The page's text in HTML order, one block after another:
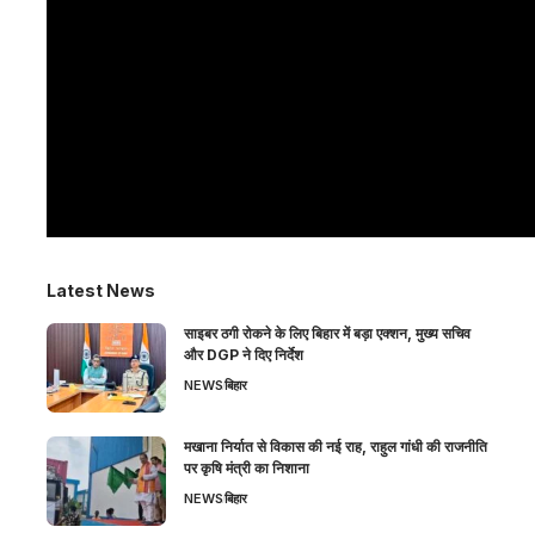
Latest News
साइबर ठगी रोकने के लिए बिहार में बड़ा एक्शन, मुख्य सचिव
और DGP ने दिए निर्देश
NEWSबिहार
मखाना निर्यात से विकास की नई राह, राहुल गांधी की राजनीति
पर कृषि मंत्री का निशाना
NEWSबिहार